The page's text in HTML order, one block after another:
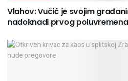
Vlahov: Vučić je svojim
nadoknadi prvog